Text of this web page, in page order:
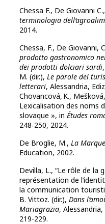
Chessa F., De Giovanni
terminologia
2014.
Chessa, F., De Giovanni,
prodotto gastronomico
dei prodotti dolciari sardi
M. (dir.), Le parole del
letterari, Alessandria,
Chovancová, K.,
Lexicalisation des noms
slovaque », in Études
248‑250, 2024.
De Broglie, M., La
Education, 2002.
Devilla, L., “Le rôle de la
représentation de
la communication
B. Vittoz. (dir.), Dans
Mariagrazia, Alessandria,
219-229.